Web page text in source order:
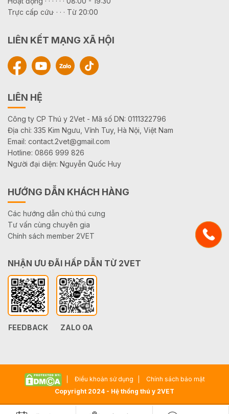
Trực cấp cứu· · · · Từ 20:00
LIÊN KẾT MẠNG XÃ HỘI
LIÊN HỆ
Công ty CP Thú y 2Vet - Mã số DN: 0111322796
Địa chỉ: 335 Kim Ngưu, Vĩnh Tuy, Hà Nội, Việt Nam
Email: contact.2vet@gmail.com
Hotline: 0866 999 826
Người đại diện: Nguyễn Quốc Huy
HƯỚNG DẪN KHÁCH HÀNG
Các hướng dẫn chủ thú cưng
Tư vấn cùng chuyên gia
Chính sách member 2VET
NHẬN ƯU ĐÃI HẤP DẪN TỪ 2VET
FEEDBACK ZALO OA
Điều khoản sử dụng
Chính sách bảo mật
Copyright 2024 - Hệ thống thú y 2VET